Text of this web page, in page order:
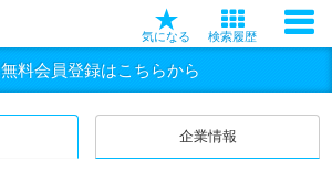
気になる 検索履歴
無料会員登録はこちらから
企業情報